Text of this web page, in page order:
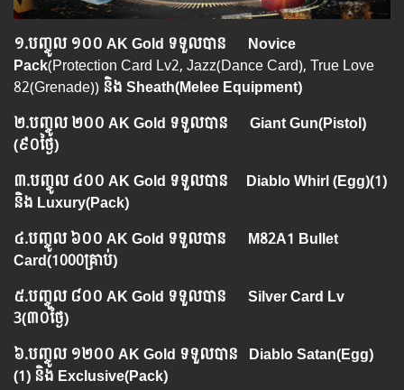
១.​បញ្ចូល ១០០ AK Gold ទទួលបាន Novice
Pack(Protection Card Lv2, Jazz(Dance Card), True Love
82(Grenade)) និង Sheath(Melee Equipment)
២.​បញ្ចូល ២០០ AK Gold ទទួលបាន Giant Gun(Pistol)
(៩០ថ្ងៃ)
៣.​បញ្ចូល ៤០០ AK Gold ទទួលបាន Diablo Whirl (Egg)(1)
និង Luxury(Pack)
៤.​បញ្ចូល ៦០០ AK Gold ទទួលបាន M82A1 Bullet
Card(1000គ្រាប់)
៥.​បញ្ចូល ៨០០ AK Gold ទទួលបាន Silver Card Lv
3(៣០ថ្ងៃ)
៦.​បញ្ចូល ១២០០ AK Gold ទទួលបាន Diablo Satan(Egg)
(1) និង Exclusive(Pack)